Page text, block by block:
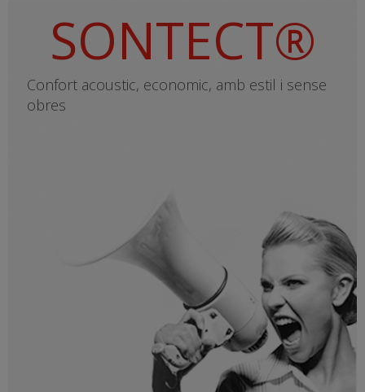
SONTECT®
Confort acoustic, economic, amb estil i sense
obres